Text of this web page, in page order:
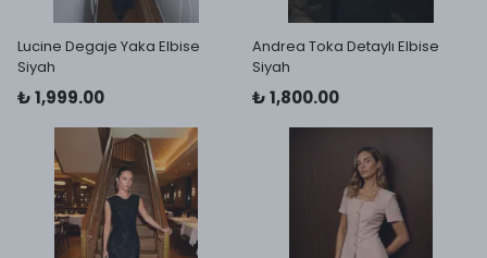
Lucine Degaje Yaka Elbise
Siyah
₺ 1,999.00
Andrea Toka Detaylı Elbise
Siyah
₺ 1,800.00